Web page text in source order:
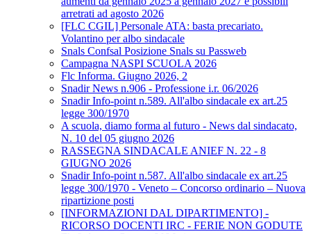
arretrati ad agosto 2026
[FLC CGIL] Personale ATA: basta precariato.
Volantino per albo sindacale
Snals Confsal Posizione Snals su Passweb
Campagna NASPI SCUOLA 2026
Flc Informa. Giugno 2026, 2
Snadir News n.906 - Professione i.r. 06/2026
Snadir Info-point n.589. All'albo sindacale ex art.25
legge 300/1970
A scuola, diamo forma al futuro - News dal sindacato,
N. 10 del 05 giugno 2026
RASSEGNA SINDACALE ANIEF N. 22 - 8
GIUGNO 2026
Snadir Info-point n.587. All'albo sindacale ex art.25
legge 300/1970 - Veneto – Concorso ordinario – Nuova
ripartizione posti
[INFORMAZIONI DAL DIPARTIMENTO] -
RICORSO DOCENTI IRC - FERIE NON GODUTE